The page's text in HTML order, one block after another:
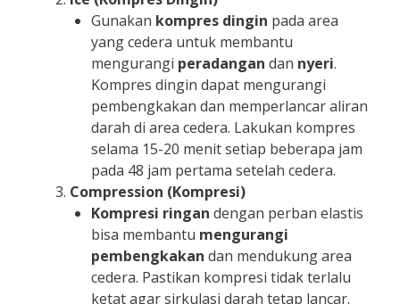
Gunakan kompres dingin pada area
yang cedera untuk membantu
mengurangi peradangan dan nyeri.
Kompres dingin dapat mengurangi
pembengkakan dan memperlancar aliran
darah di area cedera. Lakukan kompres
selama 15-20 menit setiap beberapa jam
pada 48 jam pertama setelah cedera.
Compression (Kompresi)
Kompresi ringan dengan perban elastis
bisa membantu mengurangi
pembengkakan dan mendukung area
cedera. Pastikan kompresi tidak terlalu
ketat agar sirkulasi darah tetap lancar.